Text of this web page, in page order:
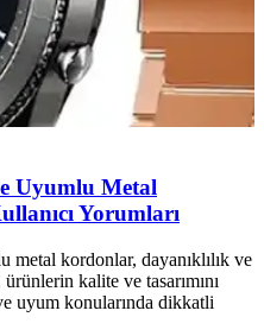
Uyumlu Metal
Yorumları
kordonlar, dayanıklılık ve
kalite ve tasarımını
uyum konularında dikkatli